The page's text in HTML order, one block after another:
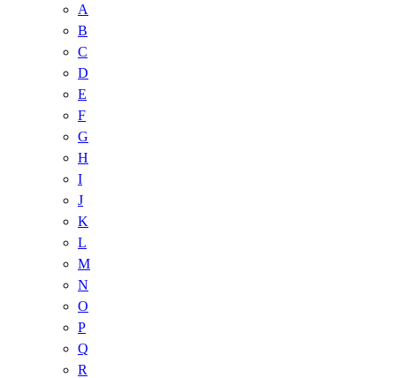
A
B
C
D
E
F
G
H
I
J
K
L
M
N
O
P
Q
R